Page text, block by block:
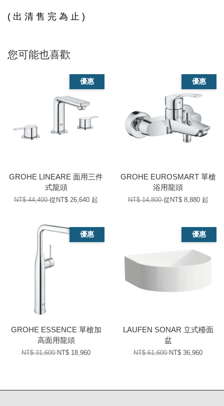
( 出 清 售 完 為 止 )
您可能也喜歡
優惠
GROHE LINEARE 面用三件
式龍頭
NT$ 44,400從NT$ 26,640 起
優惠
GROHE EUROSMART 單槍
浴用龍頭
NT$ 14,800從NT$ 8,880 起
優惠
GROHE ESSENCE 單槍加
高面用龍頭
NT$ 31,600NT$ 18,960
優惠
LAUFEN SONAR 立式檯面
盆
NT$ 61,600NT$ 36,960